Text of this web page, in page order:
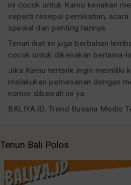
ini cocok untuk Kamu kenakan
seperti resepsi pernikahan, acara
spesial dan penting lainnya.
Tenun ikat ini juga berbahan
cocok untuk dikenakan berlama-
Jika Kamu tertarik ingin memiliki
melakukan pemesanan dengan
nomor dibawah ini ya.
BALIYA.ID, Trend Busana Modis
Tenun Bali Polos